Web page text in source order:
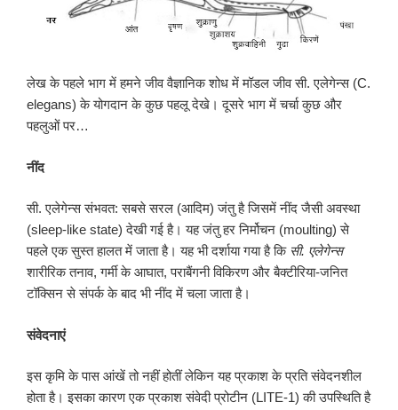
लेख के पहले भाग में हमने जीव वैज्ञानिक शोध में मॉडल जीव सी. एलेगेन्स (C.
elegans) के योगदान के कुछ पहलू देखे। दूसरे भाग में चर्चा कुछ और
पहलुओं पर…
नींद
सी. एलेगेन्स संभवत: सबसे सरल (आदिम) जंतु है जिसमें नींद जैसी अवस्था
(sleep-like state) देखी गई है। यह जंतु हर निर्मोचन (moulting) से
पहले एक सुस्त हालत में जाता है। यह भी दर्शाया गया है कि सी. एलेगेन्स
शारीरिक तनाव, गर्मी के आघात, पराबैंगनी विकिरण और बैक्टीरिया-जनित
टॉक्सिन से संपर्क के बाद भी नींद में चला जाता है।
संवेदनाएं
इस कृमि के पास आंखें तो नहीं होतीं लेकिन यह प्रकाश के प्रति संवेदनशील
होता है। इसका कारण एक प्रकाश संवेदी प्रोटीन (LITE-1) की उपस्थिति है